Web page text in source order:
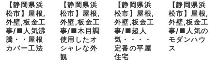
【静岡県浜
松市】屋根,
外壁,板金工
事/■人気沸
騰・・屋根
カバー工法
【静岡県浜
松市】屋根,
外壁,板金工
事/■木目調
使用したオ
シャレな外
観
【静岡県浜
松市】屋根,
外壁,板金工
事/■超人
気・・・・
定番の平屋
住宅
【静岡県浜
松市】屋根,
外壁,板金工
事/■人気の
モダンハウ
ス